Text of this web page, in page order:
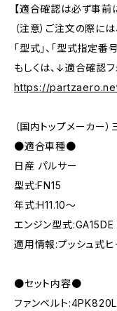
【適合確認は必ず事前
（注意）ご注文の際に
「型式」、「型式指定番
もしくは、↓適合確認
https://
（国内トップメーカー
●適合車種●
日産 パルサー
型式:FN15
年式:H11.10～
エンジン型式:GA15DE
適用情報:プッシュ式
●セット内容●
ファンベルト